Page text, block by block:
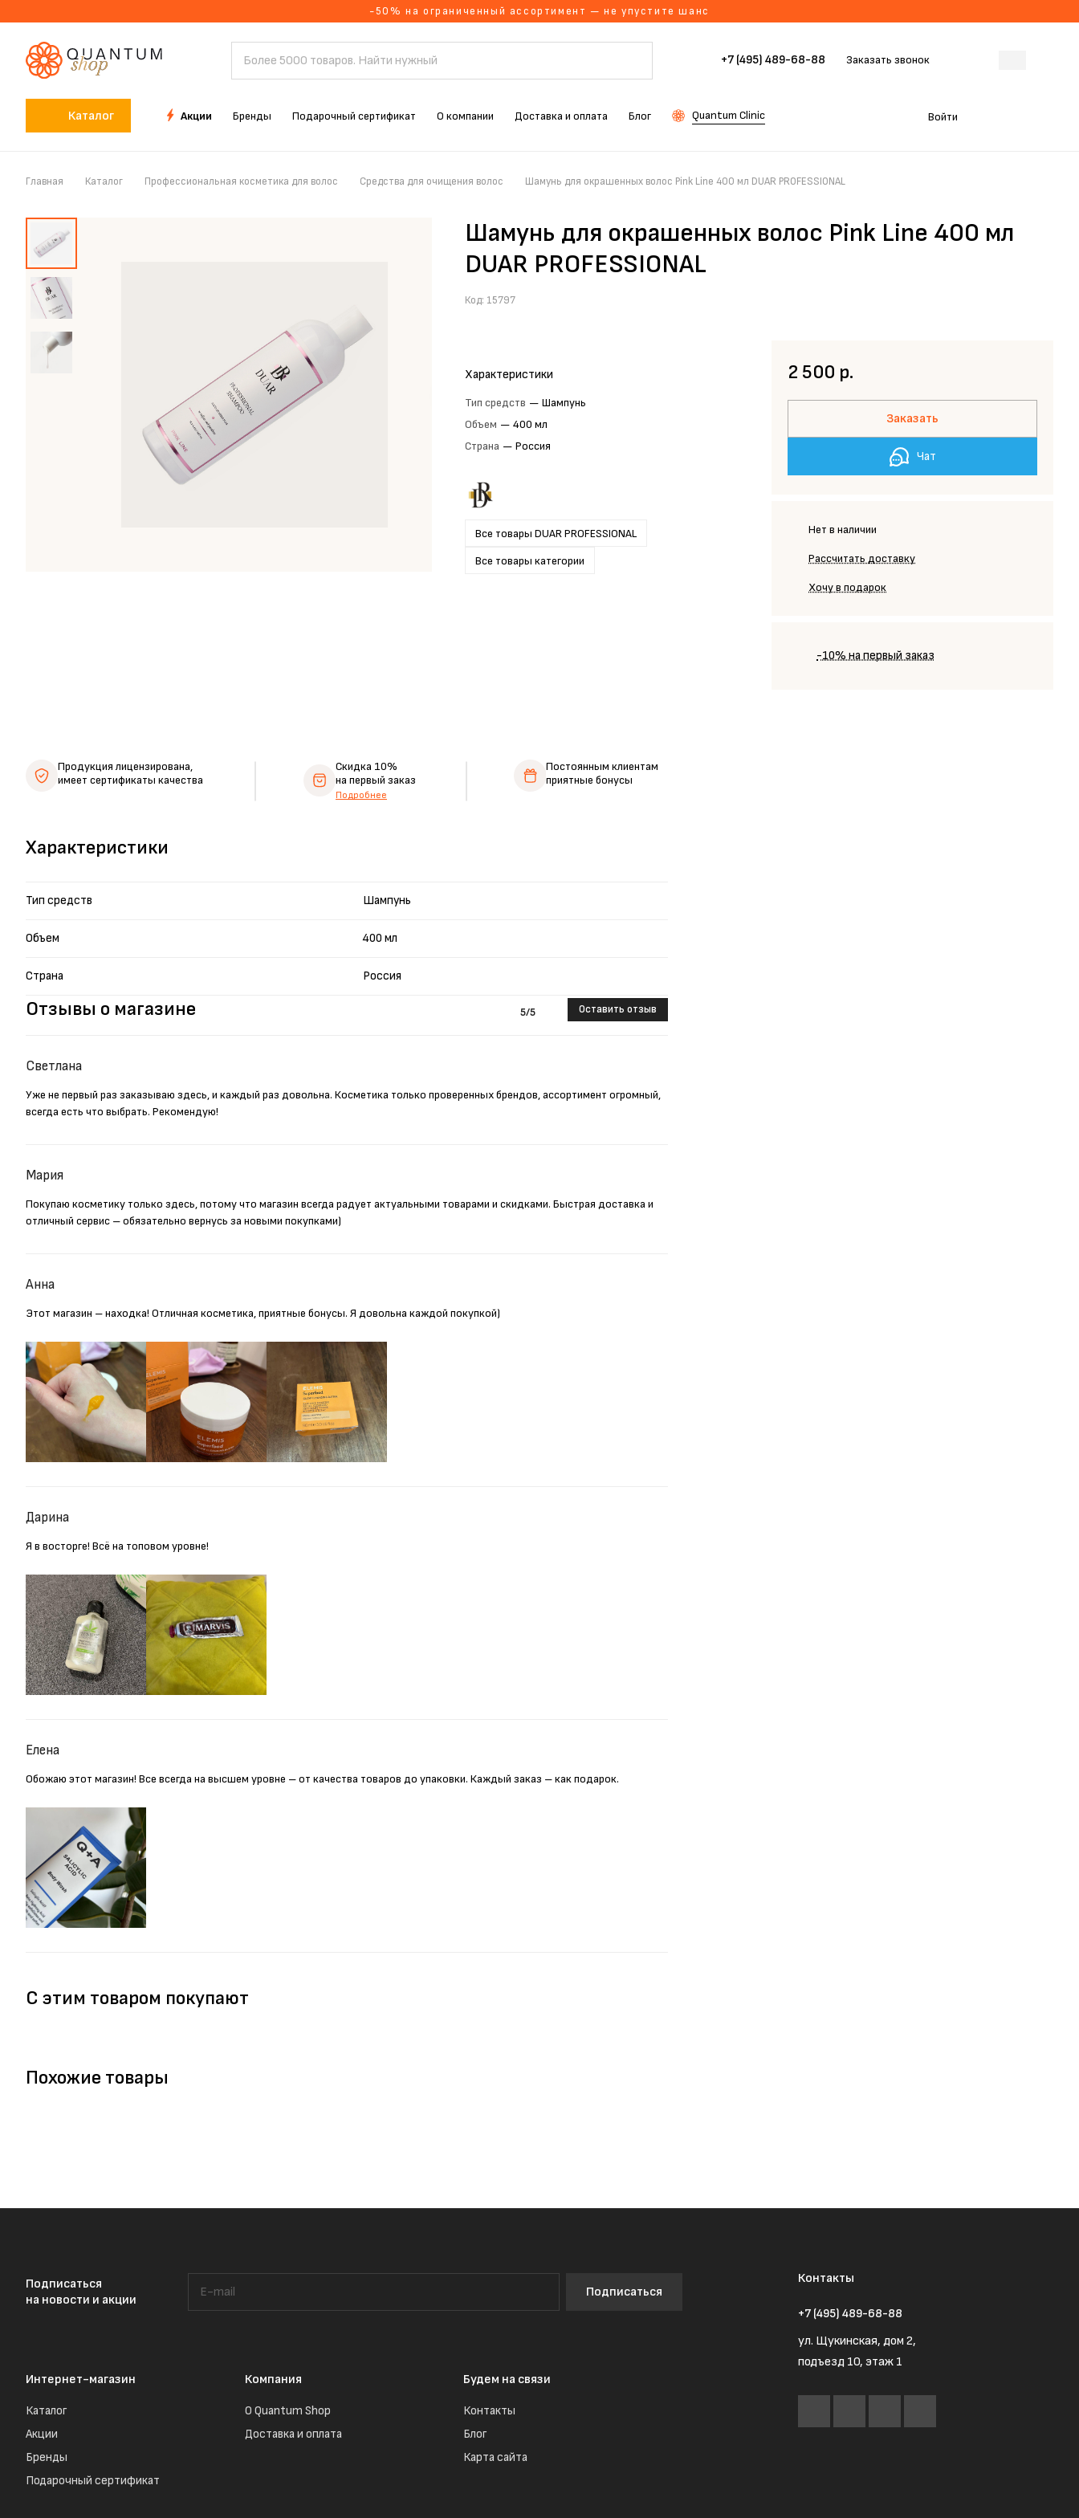
-50% на ограниченный ассортимент — не упустите шанс
+7 (495) 489-68-88 Заказать звонок
Каталог Акции Бренды Подарочный сертификат О компании Доставка и оплата Блог Quantum Clinic Войти
Главная Каталог Профессиональная косметика для волос Средства для очищения волос Шамунь для окрашенных волос Pink Line 400 мл DUAR PROFESSIONAL
Шамунь для окрашенных волос Pink Line 400 мл
DUAR PROFESSIONAL
Код: 15797
Характеристики
Тип средств — Шампунь
Объем — 400 мл
Страна — Россия
Все товары DUAR PROFESSIONAL
Все товары категории
2 500 р.
Заказать
Чат
Нет в наличии
Рассчитать доставку
Хочу в подарок
-10% на первый заказ
Отзывы о магазине 5/5 Оставить отзыв
Светлана
Уже не первый раз заказываю здесь, и каждый раз довольна. Косметика только проверенных брендов, ассортимент огромный,
всегда есть что выбрать. Рекомендую!
Мария
Покупаю косметику только здесь, потому что магазин всегда радует актуальными товарами и скидками. Быстрая доставка и
отличный сервис – обязательно вернусь за новыми покупками)
Анна
Этот магазин – находка! Отличная косметика, приятные бонусы. Я довольна каждой покупкой)
Дарина
Я в восторге! Всё на топовом уровне!
Елена
Обожаю этот магазин! Все всегда на высшем уровне – от качества товаров до упаковки. Каждый заказ – как подарок.
Характеристики
Тип средств Шампунь
Объем 400 мл
Страна Россия
Продукция лицензирована,
имеет сертификаты качества
Скидка 10%
на первый заказ
Подробнее
Постоянным клиентам
приятные бонусы
С этим товаром покупают
Похожие товары
Подписаться
на новости и акции
Подписаться
Интернет-магазин
Каталог
Акции
Бренды
Подарочный сертификат
Компания
О Quantum Shop
Доставка и оплата
Будем на связи
Контакты
Блог
Карта сайта
Контакты
+7 (495) 489-68-88
ул. Щукинская, дом 2,
подъезд 10, этаж 1